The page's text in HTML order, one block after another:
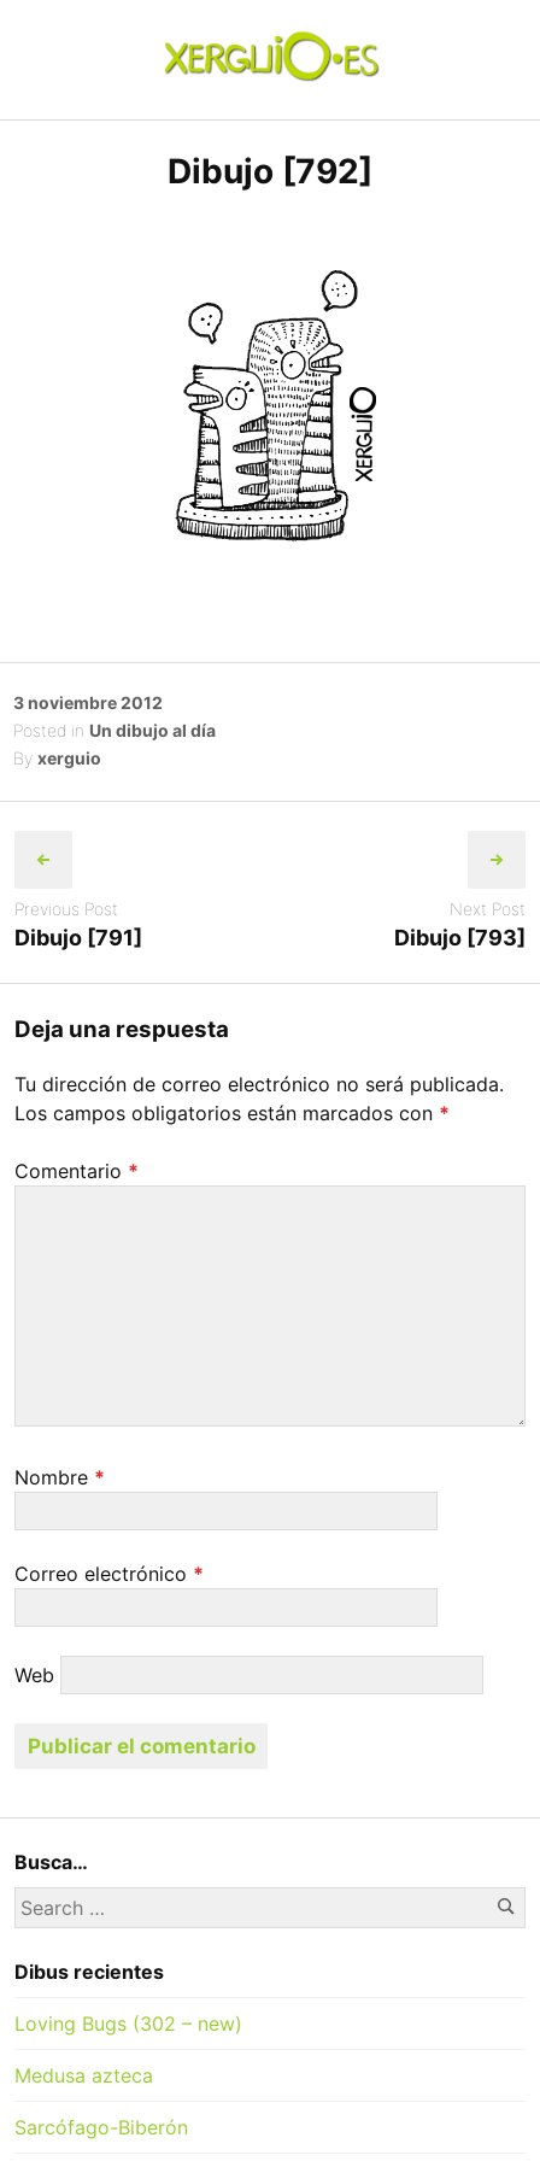
xerguio.ES | ilustración
Dibujo [792]
Posted
on
3 noviembre 2012
Posted in Un dibujo al día
By xerguio
navigation
Previous Post
Dibujo [791]
Next Post
Dibujo [793]
Deja una respuesta
Tu dirección de correo electrónico no será publicada.
Los campos obligatorios están marcados con *
Comentario *
Nombre *
Correo electrónico *
Web
Busca…
Search
for:
Dibus recientes
Loving Bugs (302 – new)
Medusa azteca
Sarcófago-Biberón